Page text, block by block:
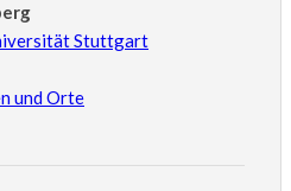
Stuttgart
und Orte